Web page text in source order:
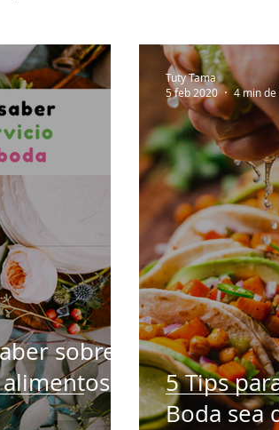
& Diseño Inspiration Boards Las
Locaciones sin igual Hair and
sobre
5 Tips
Boda sea
Tuty Tama
5 feb 2020
4 min